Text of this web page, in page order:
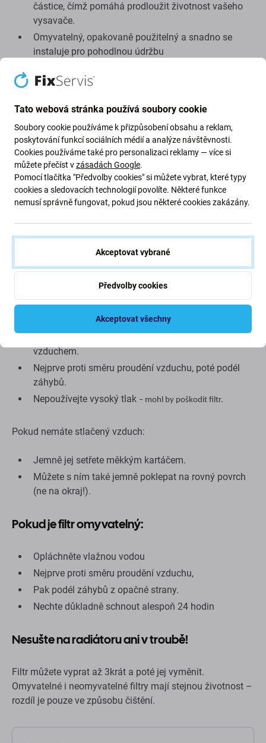
částice, čímž pomáhá prodloužit životnost vašeho
vysavače.
Omyvatelný, opakovaně použitelný a snadno se
instaluje pro pohodlnou údržbu
Balení obsahuje: 1 ks HEPA filtru
Kdy je třeba vyměnit HEPA filtr?
Pokud je to velmi špinavé a nelze to vyčistit,
Pokud má vysavač snížený sací výkon – často je to
způsobeno ucpaným filtrem.
omyvatelné nebo neomyvatelné
uvedeno „omyvatelné“,nemyjte jej.
Metody čištění:
vzduchem.
Nejprve proti směru proudění vzduchu, poté podél
záhybů.
Nepoužívejte vysoký tlak – mohl by poškodit filtr.
Pokud nemáte stlačený vzduch:
Jemně jej setřete měkkým kartáčem.
Můžete s ním také jemně poklepat na rovný povrch
(ne na okraj!).
Pokud je filtr omyvatelný:
Opláchněte vlažnou vodou
Nejprve proti směru proudění vzduchu,
Pak podél záhybů z opačné strany.
Nechte důkladně schnout alespoň 24 hodin
Nesušte na radiátoru ani v troubě!
Filtr můžete vyprat až 3krát a poté jej vyměnit.
Omyvatelné i neomyvatelné filtry mají stejnou životnost –
rozdíl je pouze ve způsobu čištění.
Tato webová stránka používá soubory cookie
Soubory cookie používáme k přizpůsobení obsahu a reklam,
poskytování funkcí sociálních médií a analýze návštěvnosti.
Cookies používáme také pro personalizaci reklamy — více si
můžete přečíst vzásadách Google.
Pomocí tlačítka "Předvolby cookies" si můžete vybrat, které typy
cookies a sledovacích technologií povolíte. Některé funkce
nemusí správně fungovat, pokud jsou některé cookies zakázány.
Akceptovat vybrané
Předvolby cookies
Akceptovat všechny